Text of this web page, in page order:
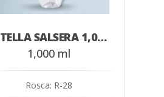
BOTELLA SALSERA 1,000 ML
1,000 ml
Rosca: R-28